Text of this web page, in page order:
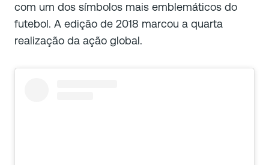
com um dos símbolos mais emblemáticos do
futebol. A edição de 2018 marcou a quarta
realização da ação global.